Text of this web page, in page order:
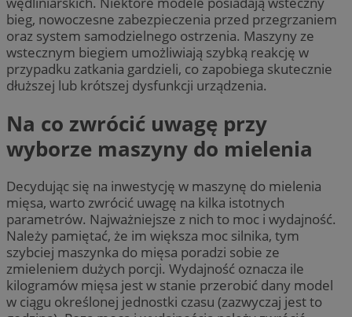
bieg, nowoczesne zabezpieczenia przed przegrzaniem
oraz system samodzielnego ostrzenia. Maszyny ze
wstecznym biegiem umożliwiają szybką reakcję w
przypadku zatkania gardzieli, co zapobiega skutecznie
dłuższej lub krótszej dysfunkcji urządzenia.
Na co zwrócić uwagę przy
wyborze maszyny do mielenia
Decydując się na inwestycję w maszynę do mielenia
mięsa, warto zwrócić uwagę na kilka istotnych
parametrów. Najważniejsze z nich to moc i wydajność.
Należy pamiętać, że im większa moc silnika, tym
szybciej maszynka do mięsa poradzi sobie ze
zmieleniem dużych porcji. Wydajność oznacza ile
kilogramów mięsa jest w stanie przerobić dany model
w ciągu określonej jednostki czasu (zazwyczaj jest to